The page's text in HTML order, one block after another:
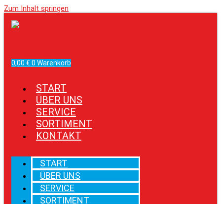
Zum Inhalt springen
0,00 € 0 Warenkorb
START
ÜBER UNS
SERVICE
SORTIMENT
KONTAKT
START
ÜBER UNS
SERVICE
SORTIMENT